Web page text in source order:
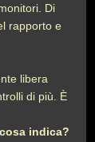
Di
rapporto e
libera
di più. È
indica?